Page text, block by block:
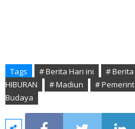
Tags # Berita Hari ini #
HIBURAN
# Madiun #
Budaya